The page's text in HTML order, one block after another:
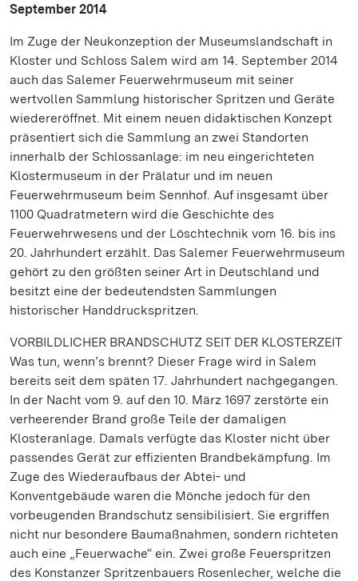
September 2014
Im Zuge der Neukonzeption der Museumslandschaft in
Kloster und Schloss Salem wird am 14. September 2014
auch das Salemer Feuerwehrmuseum mit seiner
wertvollen Sammlung historischer Spritzen und Geräte
wiedereröffnet. Mit einem neuen didaktischen Konzept
präsentiert sich die Sammlung an zwei Standorten
innerhalb der Schlossanlage: im neu eingerichteten
Klostermuseum in der Prälatur und im neuen
Feuerwehrmuseum beim Sennhof. Auf insgesamt über
1100 Quadratmetern wird die Geschichte des
Feuerwehrwesens und der Löschtechnik vom 16. bis ins
20. Jahrhundert erzählt. Das Salemer Feuerwehrmuseum
gehört zu den größten seiner Art in Deutschland und
besitzt eine der bedeutendsten Sammlungen
historischer Handdruckspritzen.
VORBILDLICHER BRANDSCHUTZ SEIT DER KLOSTERZEIT
Was tun, wenn’s brennt? Dieser Frage wird in Salem
bereits seit dem späten 17. Jahrhundert nachgegangen.
In der Nacht vom 9. auf den 10. März 1697 zerstörte ein
verheerender Brand große Teile der damaligen
Klosteranlage. Damals verfügte das Kloster nicht über
passendes Gerät zur effizienten Brandbekämpfung. Im
Zuge des Wiederaufbaus der Abtei- und
Konventgebäude waren die Mönche jedoch für den
vorbeugenden Brandschutz sensibilisiert. Sie ergriffen
nicht nur besondere Baumaßnahmen, sondern richteten
auch eine „Feuerwache“ ein. Zwei große Feuerspritzen
des Konstanzer Spritzenbauers Rosenlecher, welche die